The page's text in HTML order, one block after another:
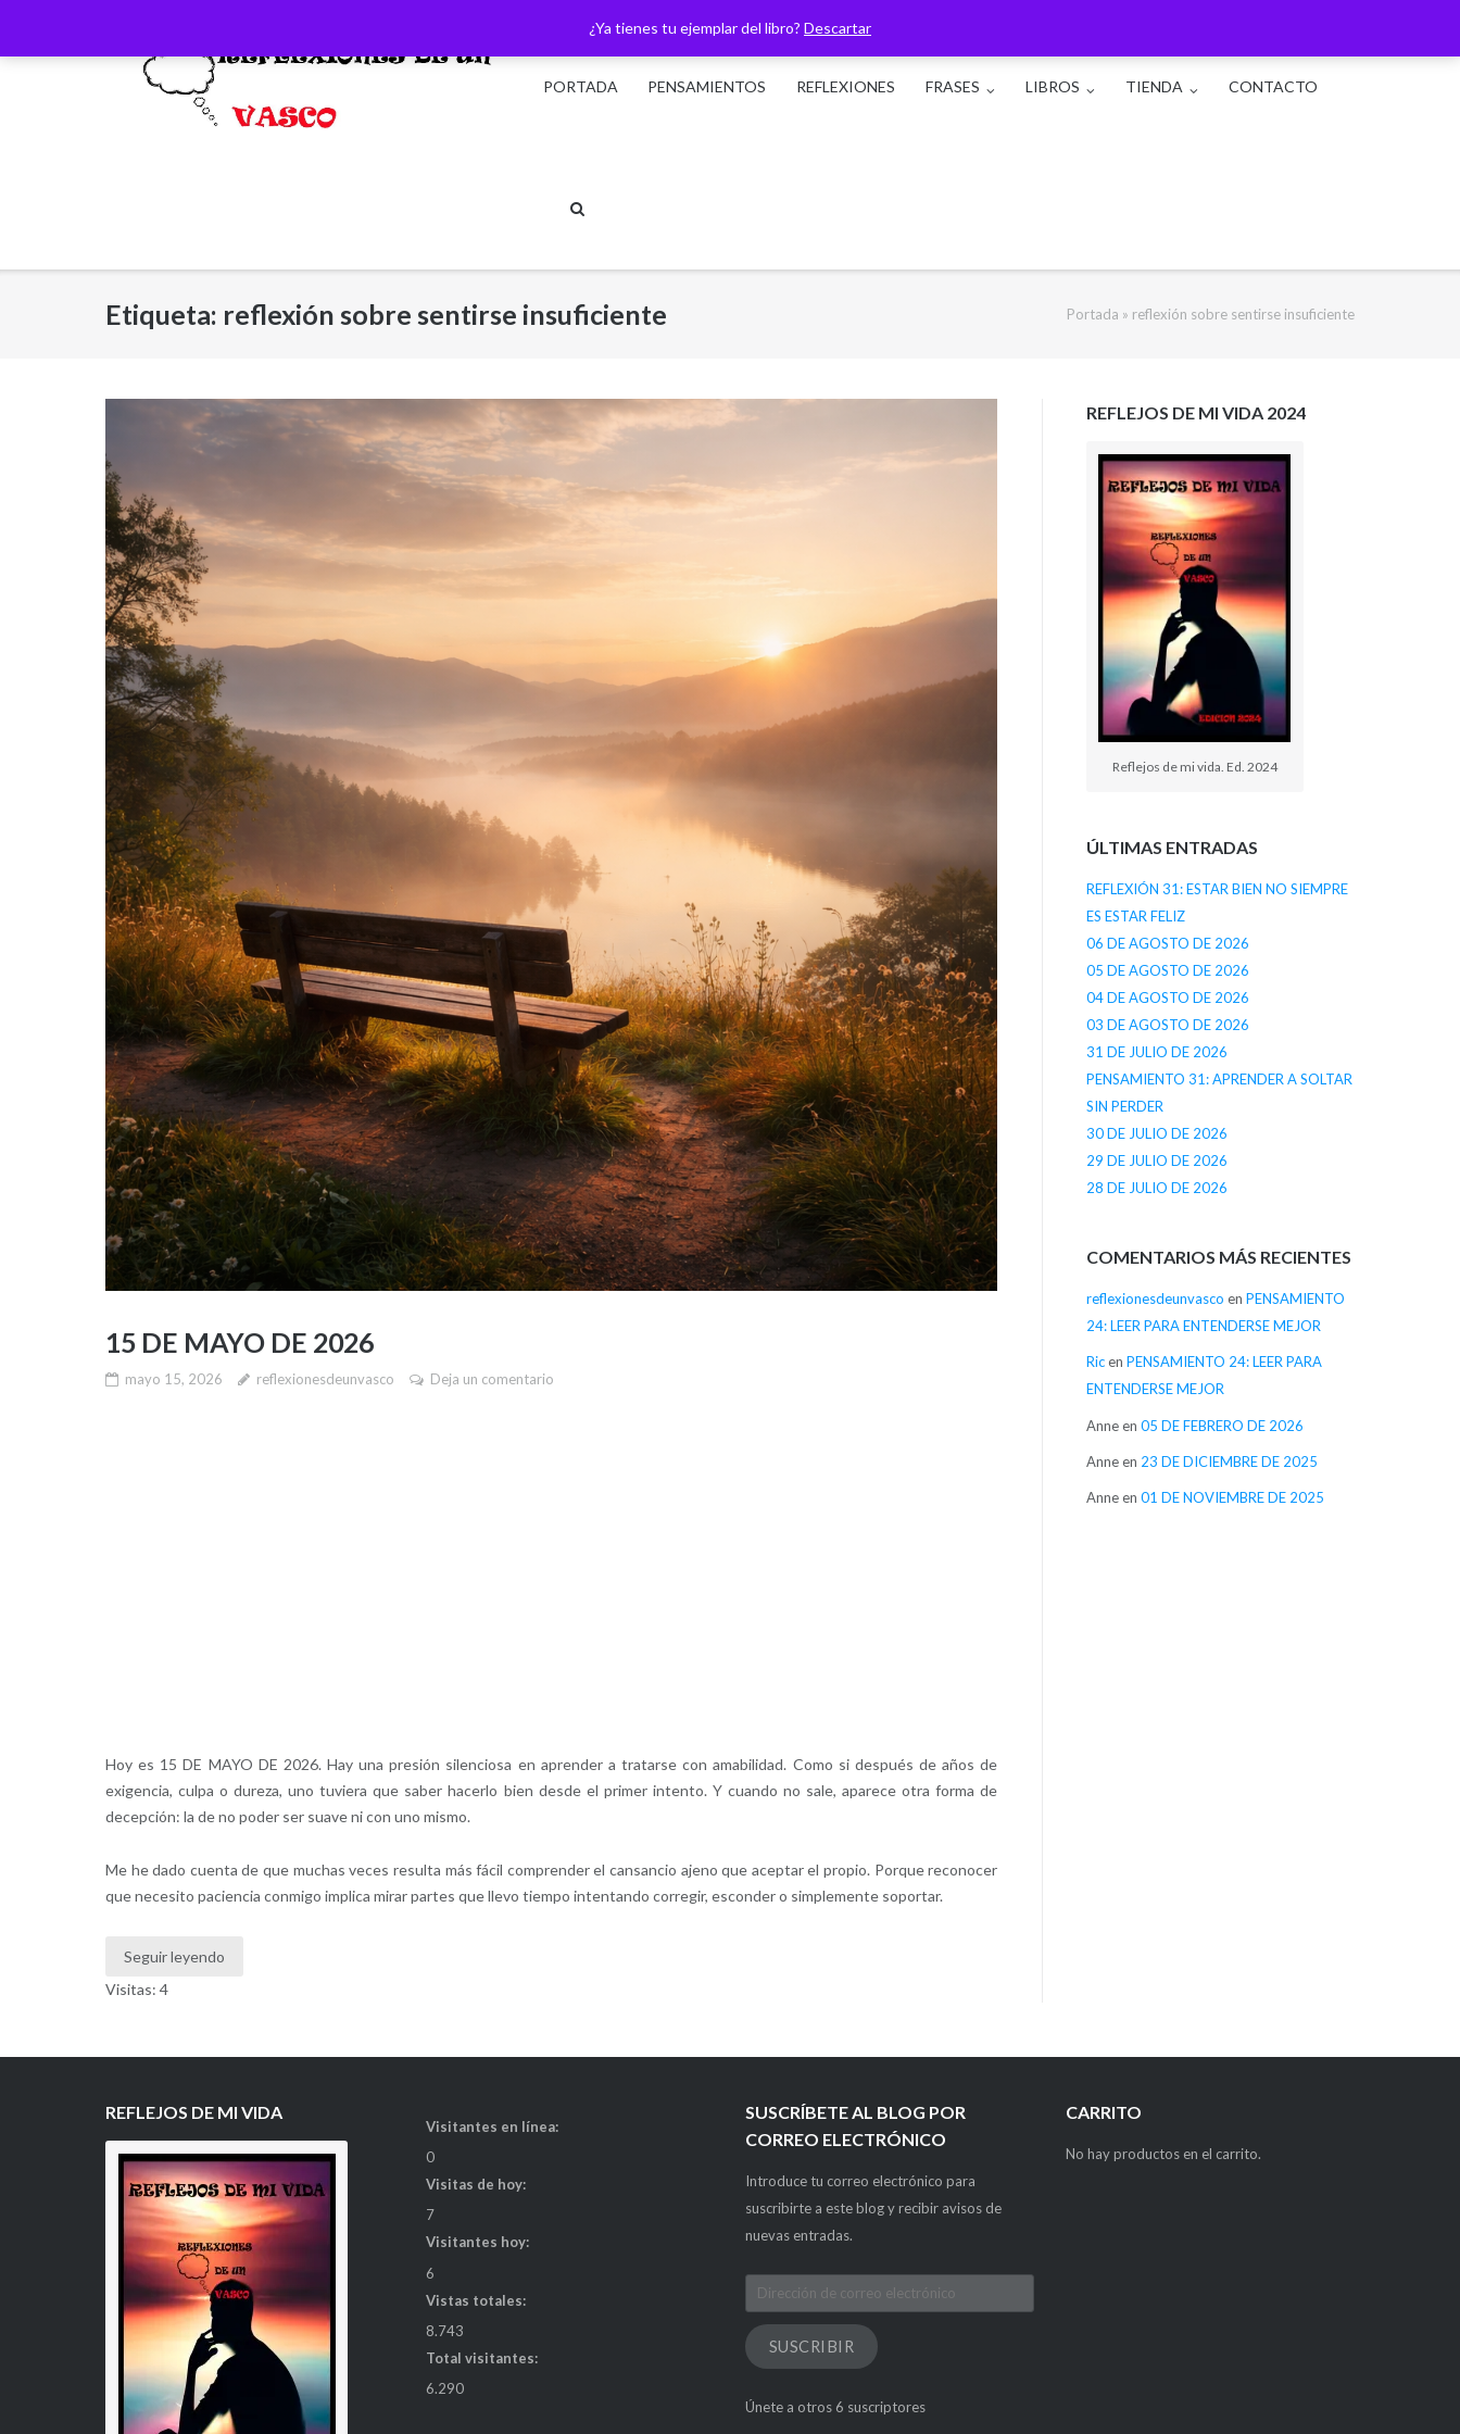
¿Ya tienes tu ejemplar del libro? Descartar
PORTADA
PENSAMIENTOS REFLEXIONES FRASES LIBROS TIENDA CONTACTO
Etiqueta: reflexión sobre sentirse insuficiente Portada » reflexión sobre sentirse insuficiente
15 DE MAYO DE 2026
mayo 15, 2026 reflexionesdeunvasco Deja un comentario
Hoy es 15 DE MAYO DE 2026. Hay una presión silenciosa en aprender a tratarse con amabilidad. Como si después de años de
exigencia, culpa o dureza, uno tuviera que saber hacerlo bien desde el primer intento. Y cuando no sale, aparece otra forma de
decepción: la de no poder ser suave ni con uno mismo.
Me he dado cuenta de que muchas veces resulta más fácil comprender el cansancio ajeno que aceptar el propio. Porque reconocer
que necesito paciencia conmigo implica mirar partes que llevo tiempo intentando corregir, esconder o simplemente soportar.
Seguir leyendo
Visitas: 4
REFLEJOS DE MI VIDA 2024
Reflejos de mi vida. Ed. 2024
ÚLTIMAS ENTRADAS
REFLEXIÓN 31: ESTAR BIEN NO SIEMPRE
ES ESTAR FELIZ
06 DE AGOSTO DE 2026
05 DE AGOSTO DE 2026
04 DE AGOSTO DE 2026
03 DE AGOSTO DE 2026
31 DE JULIO DE 2026
PENSAMIENTO 31: APRENDER A SOLTAR
SIN PERDER
30 DE JULIO DE 2026
29 DE JULIO DE 2026
28 DE JULIO DE 2026
COMENTARIOS MÁS RECIENTES
reflexionesdeunvasco en PENSAMIENTO
24: LEER PARA ENTENDERSE MEJOR
Ricen PENSAMIENTO 24: LEER PARA
ENTENDERSE MEJOR
Anneen 05 DE FEBRERO DE 2026
Anneen 23 DE DICIEMBRE DE 2025
Anneen 01 DE NOVIEMBRE DE 2025
REFLEJOS DE MI VIDA
Visitantes en línea:
0
Visitas de hoy:
7
Visitantes hoy:
6
Vistas totales:
8.743
Total visitantes:
6.290
SUSCRÍBETE AL BLOG POR
CORREO ELECTRÓNICO
Introduce tu correo electrónico para
suscribirte a este blog y recibir avisos de
nuevas entradas.
Dirección
de
correo
electrónico
SUSCRIBIR
Únete a otros 6 suscriptores
CARRITO
No hay productos en el carrito.